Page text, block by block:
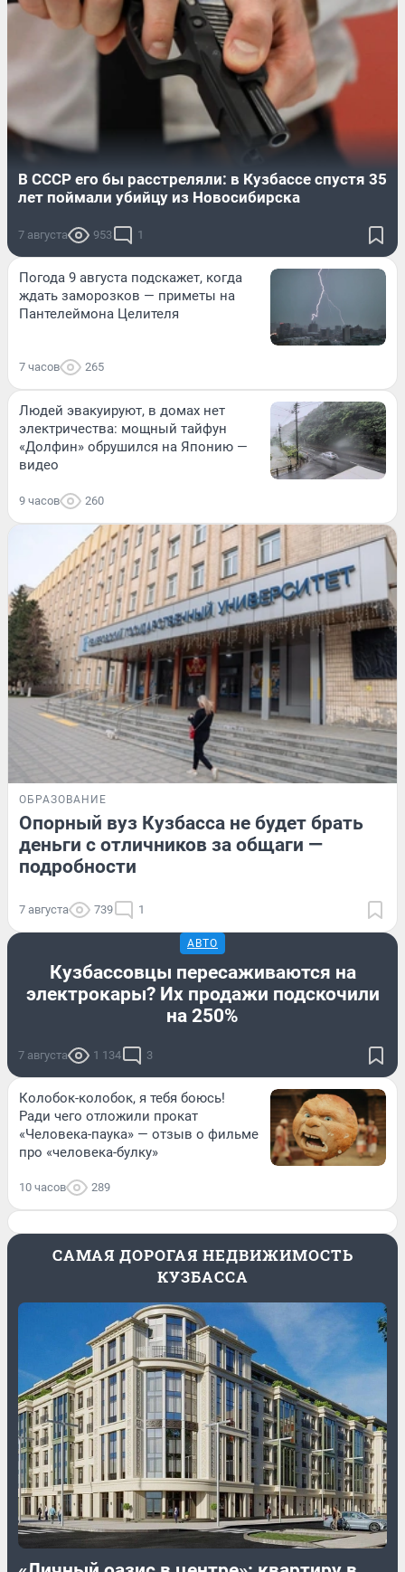
В СССР его бы расстреляли: в Кузбассе спустя 35
лет поймали убийцу из Новосибирска
7 августа 953 1
Погода 9 августа подскажет, когда
ждать заморозков — приметы на
Пантелеймона Целителя
7 часов 265
Людей эвакуируют, в домах нет
электричества: мощный тайфун
«Долфин» обрушился на Японию —
видео
9 часов 260
ОБРАЗОВАНИЕ
Опорный вуз Кузбасса не будет брать
деньги с отличников за общаги —
подробности
7 августа 739 1
АВТО
Кузбассовцы пересаживаются на
электрокары? Их продажи подскочили
на 250%
7 августа 1 134 3
Колобок-колобок, я тебя боюсь!
Ради чего отложили прокат
«Человека-паука» — отзыв о фильме
про «человека-булку»
10 часов 289
САМАЯ ДОРОГАЯ НЕДВИЖИМОСТЬ
КУЗБАССА